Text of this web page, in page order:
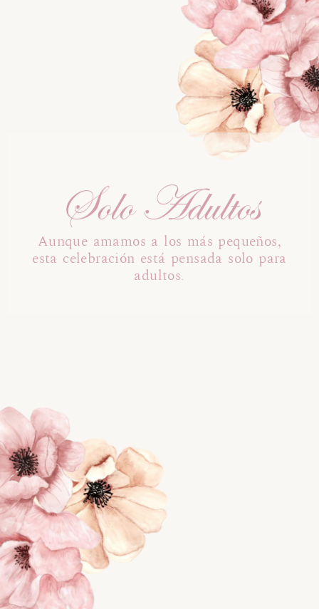
Solo Adultos
Aunque amamos a los más pequeños,
esta celebración está pensada solo para
adultos.